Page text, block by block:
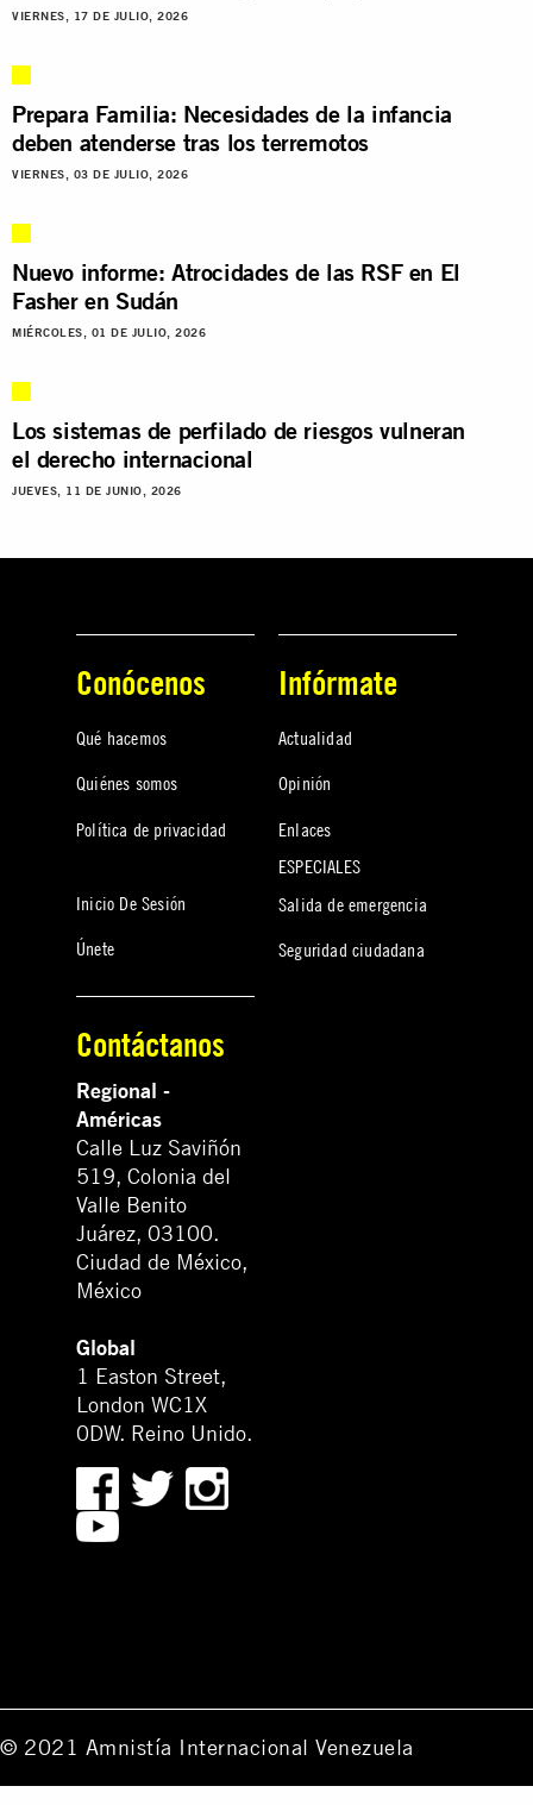
VIERNES, 17 DE JULIO, 2026
Prepara Familia: Necesidades de la infancia
deben atenderse tras los terremotos
VIERNES, 03 DE JULIO, 2026
Nuevo informe: Atrocidades de las RSF en El
Fasher en Sudán
MIÉRCOLES, 01 DE JULIO, 2026
Los sistemas de perfilado de riesgos vulneran
el derecho internacional
JUEVES, 11 DE JUNIO, 2026
Conócenos
Qué hacemos
Quiénes somos
Política de privacidad
Inicio De Sesión
Únete
Infórmate
Actualidad
Opinión
Enlaces
ESPECIALES
Salida de emergencia
Seguridad ciudadana
Contáctanos
Regional -
Américas
Calle Luz Saviñón
519, Colonia del
Valle Benito
Juárez, 03100.
Ciudad de México,
México
Global
1 Easton Street,
London WC1X
0DW. Reino Unido.
© 2021 Amnistía Internacional Venezuela